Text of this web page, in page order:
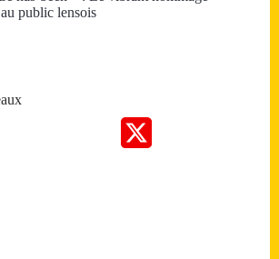
public lensois